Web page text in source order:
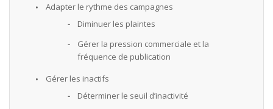
Adapter le rythme des campagnes
Diminuer les plaintes
Gérer la pression commerciale et la
fréquence de publication
Gérer les inactifs
Déterminer le seuil d’inactivité